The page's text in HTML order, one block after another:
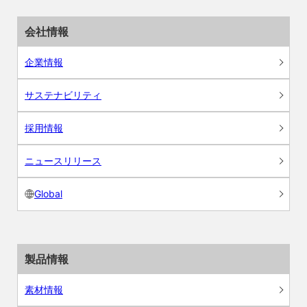
会社情報
企業情報
サステナビリティ
採用情報
ニュースリリース
Global
製品情報
素材情報